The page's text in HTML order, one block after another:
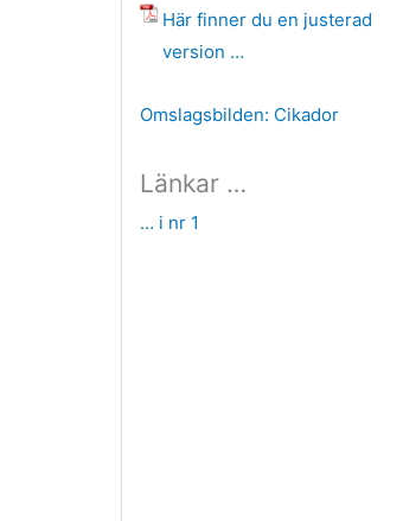
Här finner du en justerad
version …
Omslagsbilden: Cikador
Länkar …
… i nr 1